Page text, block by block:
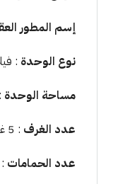
إسم المطور
نوع الوحدة :
مساحة الوحدة : 370 متراً مربعاً
عدد الغرف : 5 غرف
عدد الحمامات : 3 حمام